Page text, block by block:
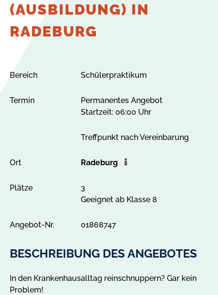
(AUSBILDUNG) IN
RADEBURG
Bereich Schülerpraktikum
Termin
Permanentes Angebot
Startzeit: 06:00 Uhr
Treffpunkt nach Vereinbarung
Ort Radeburg
A
A
n
e
Plätze
3
Geeignet ab Klasse 8
Angebot-Nr. 01868747
BESCHREIBUNG DES ANGEBOTES
In den Krankenhausalltag reinschnuppern? Gar kein
Problem!